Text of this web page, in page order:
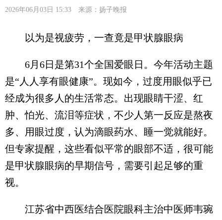
2026年06月03日 15:33 来源：扬子晚报
以为是视疲劳，一查竟是甲状腺眼病
6月6日是第31个全国爱眼日。今年活动主题
是“人人享有眼健康”。现如今，过度用眼似乎已
经成为很多人的生活常态。出现眼睛干涩、红
肿、怕光、流泪等症状，不少人第一反应是熬夜
多、用眼过度，认为滴眼药水、睡一觉就能好。
但专家提醒，这些看似平常的眼部不适，很可能
是甲状腺眼病的早期信号，需要引起足够的重
视。
江苏省中西医结合医院眼科主治中医师韦琬